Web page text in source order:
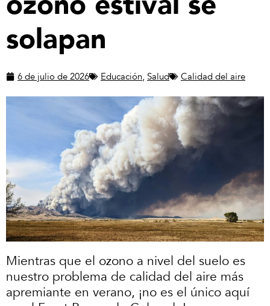
solapan
6 de julio de 2026 Educación, Salud Calidad del aire
Mientras que el ozono a nivel del suelo es
nuestro problema de calidad del aire más
apremiante en verano, ¡no es el único aquí